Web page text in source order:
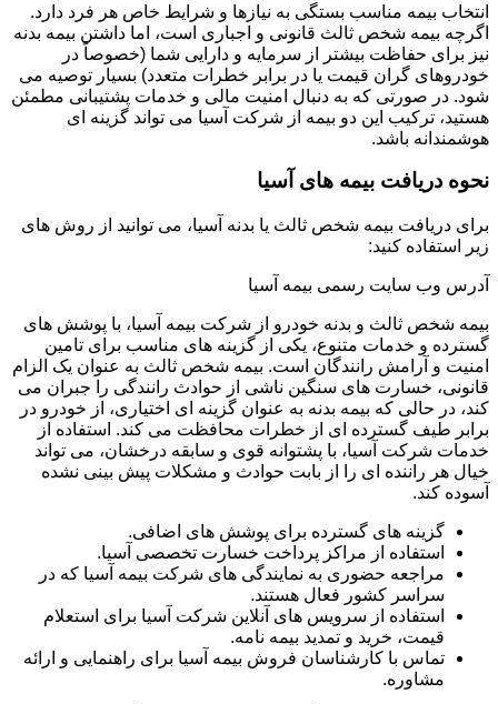
انتخاب بیمه مناسب بستگی به نیازها و شرایط خاص هر فرد دارد.
اگرچه بیمه شخص ثالث قانونی و اجباری است، اما داشتن بیمه بدنه
نیز برای حفاظت بیشتر از سرمایه و دارایی شما (خصوصاً در
خودروهای گران قیمت یا در برابر خطرات متعدد) بسیار توصیه می
شود. در صورتی که به دنبال امنیت مالی و خدمات پشتیبانی مطمئن
هستید، ترکیب این دو بیمه از شرکت آسیا می تواند گزینه ای
هوشمندانه باشد.
نحوه دریافت بیمه های آسیا
برای دریافت بیمه شخص ثالث یا بدنه آسیا، می توانید از روش های
زیر استفاده کنید:
آدرس وب سایت رسمی بیمه آسیا
بیمه شخص ثالث و بدنه خودرو از شرکت بیمه آسیا، با پوشش های
گسترده و خدمات متنوع، یکی از گزینه های مناسب برای تامین
امنیت و آرامش رانندگان است. بیمه شخص ثالث به عنوان یک الزام
قانونی، خسارت های سنگین ناشی از حوادث رانندگی را جبران می
کند، در حالی که بیمه بدنه به عنوان گزینه ای اختیاری، از خودرو در
برابر طیف گسترده ای از خطرات محافظت می کند. استفاده از
خدمات شرکت آسیا، با پشتوانه قوی و سابقه درخشان، می تواند
خیال هر راننده ای را از بابت حوادث و مشکلات پیش بینی نشده
آسوده کند.
گزینه های گسترده برای پوشش های اضافی.
استفاده از مراکز پرداخت خسارت تخصصی آسیا.
مراجعه حضوری به نمایندگی های شرکت بیمه آسیا که در
سراسر کشور فعال هستند.
استفاده از سرویس های آنلاین شرکت آسیا برای استعلام
قیمت، خرید و تمدید بیمه نامه.
تماس با کارشناسان فروش بیمه آسیا برای راهنمایی و ارائه
مشاوره.